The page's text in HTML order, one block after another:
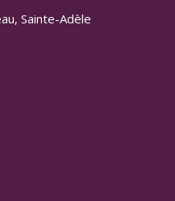
Sainte-Adèle